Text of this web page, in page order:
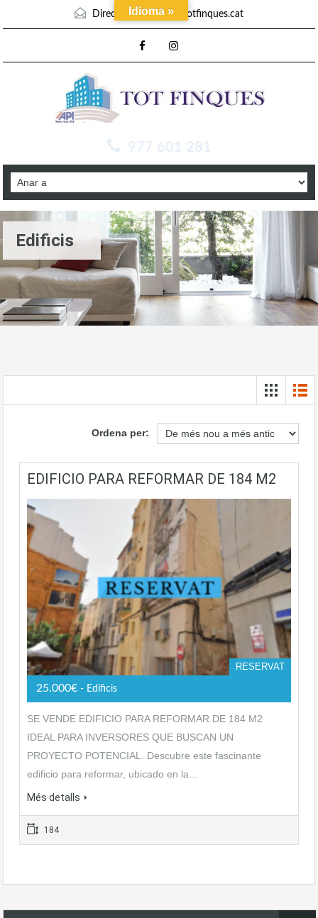
Direcció mail :info@totfinques.cat
977 601 281
Edificis
Ordena per:
EDIFICIO PARA REFORMAR DE 184 M2
RESERVAT
25.000€ - Edificis
SE VENDE EDIFICIO PARA REFORMAR DE 184 M2
IDEAL PARA INVERSORES QUE BUSCAN UN
PROYECTO POTENCIAL. Descubre este fascinante
edificio para reformar, ubicado en la…
Més detalls
184
Idioma »